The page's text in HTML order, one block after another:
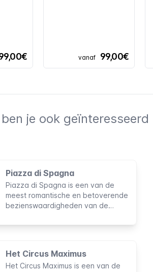
vanaf 99,00€
je ook geïnteresseerd
Piazza di Spagna
Piazza di Spagna is een van de
meest romantische en betoverende
bezienswaardigheden van de
bekende ontmoetingsplaats van
optredens, modeshows,
evenementen en zelfs
Het Circus Maximus
Het Circus Maximus is een van de